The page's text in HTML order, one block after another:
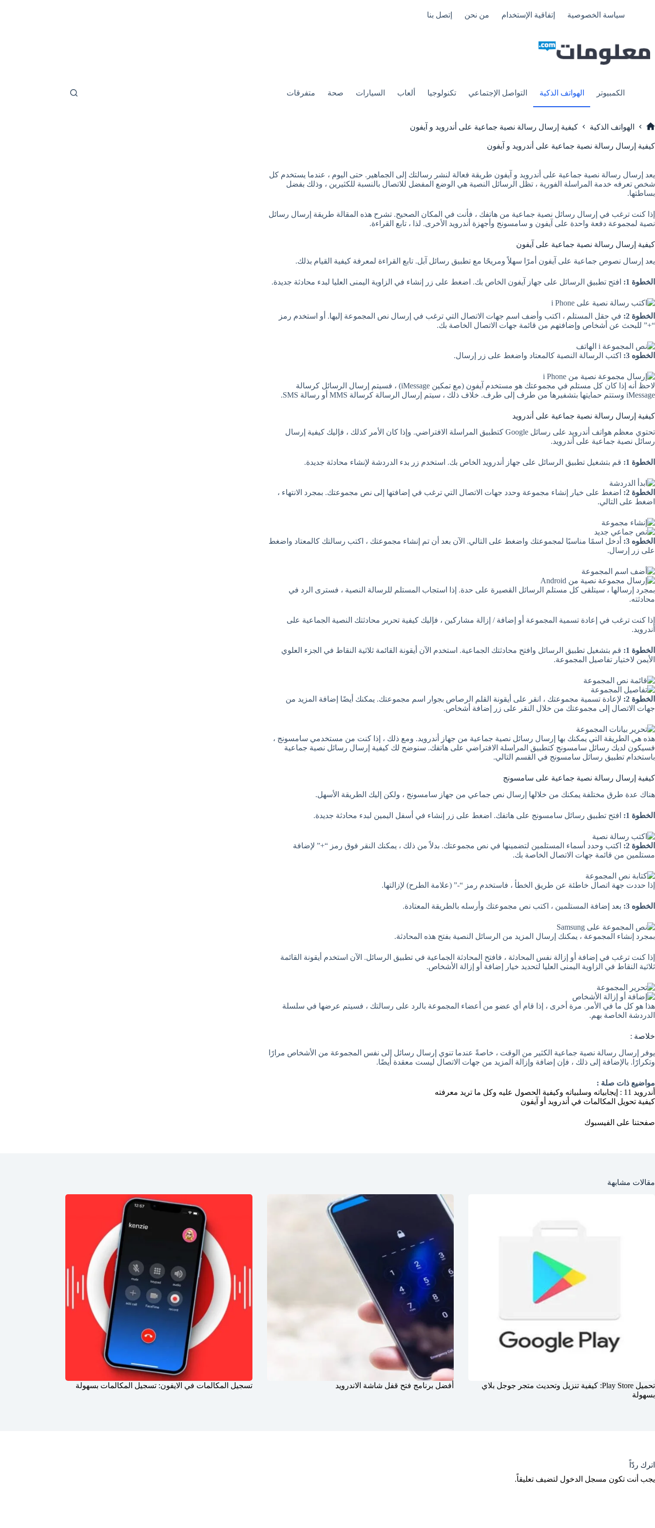
سياسة الخصوصية إتفاقية الإستخدام من نحن إتصل بنا
الكمبيوتر الهواتف الذكية التواصل الإجتماعي تكنولوجيا ألعاب السيارات صحة متفرقات
الهواتف الذكية كيفية إرسال رسالة نصية جماعية على أندرويد و آيفون
كيفية إرسال رسالة نصية جماعية على أندرويد و آيفون
يعد إرسال رسالة نصية جماعية على أندرويد و آيفون طريقة فعالة لنشر رسالتك إلى الجماهير. حتى اليوم ، عندما يستخدم كل
شخص تعرفه خدمة المراسلة الفورية ، تظل الرسائل النصية هي الوضع المفضل للاتصال بالنسبة للكثيرين ، وذلك بفضل
بساطتها.
إذا كنت ترغب في إرسال رسائل نصية جماعية من هاتفك ، فأنت في المكان الصحيح. تشرح هذه المقالة طريقة إرسال رسائل
نصية لمجموعة دفعة واحدة على آيفون و سامسونج وأجهزة أندرويد الأخرى. لذا ، تابع القراءة.
كيفية إرسال رسالة نصية جماعية على آيفون
يعد إرسال نصوص جماعية على آيفون أمرًا سهلاً ومريحًا مع تطبيق رسائل آبل. تابع القراءة لمعرفة كيفية القيام بذلك.
الخطوة 1: افتح تطبيق الرسائل على جهاز آيفون الخاص بك. اضغط على زر إنشاء في الزاوية اليمنى العليا لبدء محادثة جديدة.
الخطوة 2:
في حقل المستلم ، اكتب وأضف اسم جهات الاتصال التي ترغب في إرسال نص المجموعة إليها. أو استخدم رمز
“+” للبحث عن أشخاص وإضافتهم من قائمة جهات الاتصال الخاصة بك.
الخطوه 3: اكتب الرسالة النصية كالمعتاد واضغط على زر إرسال.
لاحظ أنه إذا كان كل مستلم في مجموعتك هو مستخدم آيفون (مع تمكين iMessage) ، فسيتم إرسال الرسائل كرسالة
iMessage وستتم حمايتها بتشفيرها من طرف إلى طرف. خلاف ذلك ، سيتم إرسال الرسالة كرسالة MMS أو رسالة SMS.
كيفية إرسال رسالة نصية جماعية على أندرويد
تحتوي معظم هواتف أندرويد على رسائل Google كتطبيق المراسلة الافتراضي. وإذا كان الأمر كذلك ، فإليك كيفية إرسال
رسائل نصية جماعية على أندرويد.
الخطوة 1: قم بتشغيل تطبيق الرسائل على جهاز أندرويد الخاص بك. استخدم زر بدء الدردشة لإنشاء محادثة جديدة.
الخطوة 2:
اضغط على خيار إنشاء مجموعة وحدد جهات الاتصال التي ترغب في إضافتها إلى نص مجموعتك. بمجرد الانتهاء ،
اضغط على التالي.
الخطوه 3:
أدخل اسمًا مناسبًا لمجموعتك واضغط على التالي. الآن بعد أن تم إنشاء مجموعتك ، اكتب رسالتك كالمعتاد واضغط
على زر إرسال.
بمجرد إرسالها ، سيتلقى كل مستلم الرسائل القصيرة على حدة. إذا استجاب المستلم للرسالة النصية ، فسترى الرد في
محادثته.
إذا كنت ترغب في إعادة تسمية المجموعة أو إضافة / إزالة مشاركين ، فإليك كيفية تحرير محادثتك النصية الجماعية على
أندرويد.
الخطوة 1:
قم بتشغيل تطبيق الرسائل وافتح محادثتك الجماعية. استخدم الآن أيقونة القائمة ثلاثية النقاط في الجزء العلوي
الأيمن لاختيار تفاصيل المجموعة.
الخطوة 2:
لإعادة تسمية مجموعتك ، انقر على أيقونة القلم الرصاص بجوار اسم مجموعتك. يمكنك أيضًا إضافة المزيد من
جهات الاتصال إلى مجموعتك من خلال النقر على زر إضافة أشخاص.
هذه هي الطريقة التي يمكنك بها إرسال رسائل نصية جماعية من جهاز أندرويد. ومع ذلك ، إذا كنت من مستخدمي سامسونج ،
فسيكون لديك رسائل سامسونج كتطبيق المراسلة الافتراضي على هاتفك. سنوضح لك كيفية إرسال رسائل نصية جماعية
باستخدام تطبيق رسائل سامسونج في القسم التالي.
كيفية إرسال رسالة نصية جماعية على سامسونج
هناك عدة طرق مختلفة يمكنك من خلالها إرسال نص جماعي من جهاز سامسونج ، ولكن إليك الطريقة الأسهل.
الخطوة 1: افتح تطبيق رسائل سامسونج على هاتفك. اضغط على زر إنشاء في أسفل اليمين لبدء محادثة جديدة.
الخطوة 2:
اكتب وحدد أسماء المستلمين لتضمينها في نص مجموعتك. بدلاً من ذلك ، يمكنك النقر فوق رمز “+” لإضافة
مستلمين من قائمة جهات الاتصال الخاصة بك.
إذا حددت جهة اتصال خاطئة عن طريق الخطأ ، فاستخدم رمز “-” (علامة الطرح) لإزالتها.
الخطوه 3: بعد إضافة المستلمين ، اكتب نص مجموعتك وأرسله بالطريقة المعتادة.
بمجرد إنشاء المجموعة ، يمكنك إرسال المزيد من الرسائل النصية بفتح هذه المحادثة.
إذا كنت ترغب في إضافة أو إزالة نفس المحادثة ، فافتح المحادثة الجماعية في تطبيق الرسائل. الآن استخدم أيقونة القائمة
ثلاثية النقاط في الزاوية اليمنى العليا لتحديد خيار إضافة أو إزالة الأشخاص.
هذا هو كل ما في الأمر. مرة أخرى ، إذا قام أي عضو من أعضاء المجموعة بالرد على رسالتك ، فسيتم عرضها في سلسلة
الدردشة الخاصة بهم.
خلاصة :
يوفر إرسال رسالة نصية جماعية الكثير من الوقت ، خاصةً عندما تنوي إرسال رسائل إلى نفس المجموعة من الأشخاص مرارًا
وتكرارًا. بالإضافة إلى ذلك ، فإن إضافة وإزالة المزيد من جهات الاتصال ليست معقدة أيضًا.
مواضيع ذات صلة :
أندرويد 11 : إيجابياته وسلبياته وكيفية الحصول عليه وكل ما تريد معرفته
كيفية تحويل المكالمات في أندرويد أو آيفون
صفحتنا على الفيسبوك
مقالات مشابهة
تحميل Play Store: كيفية تنزيل وتحديث متجر جوجل بلاي
بسهولة
أفضل برنامج فتح قفل شاشة الاندرويد تسجيل المكالمات في الايفون: تسجيل المكالمات بسهولة
اترك ردّاً
يجب أنت تكون مسجل الدخول لتضيف تعليقاً.